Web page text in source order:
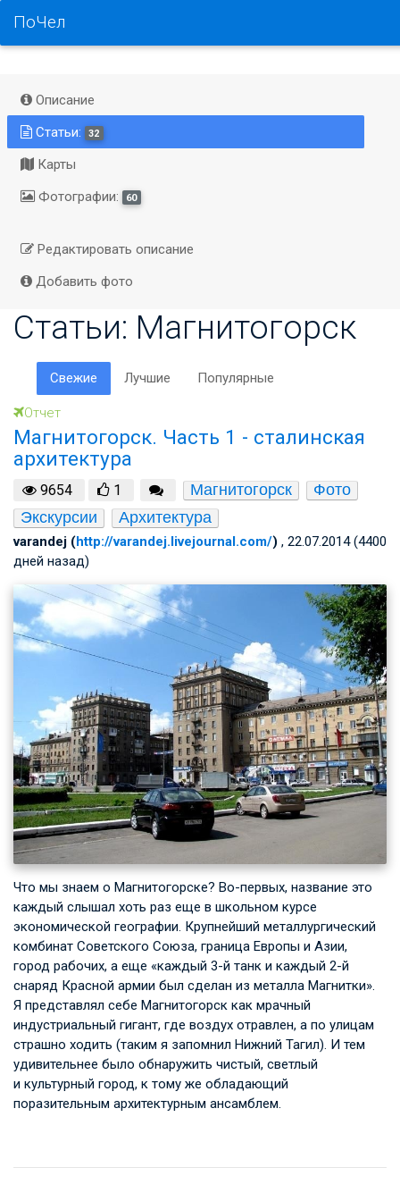
ПоЧел
Описание
Статьи:
32
Карты
Фотографии:
60
Редактировать описание
Добавить фото
Статьи: Магнитогорск
Свежие Лучшие Популярные
Отчет
Магнитогорск. Часть 1 - сталинская
архитектура
9654 1 Магнитогорск
Фото
Экскурсии
Архитектура
varandej (http://varandej.livejournal.com/) , 22.07.2014 (4400
дней назад)
Что мы знаем о Магнитогорске? Во-первых, название это
каждый слышал хоть раз еще в школьном курсе
экономической географии. Крупнейший металлургический
комбинат Советского Союза, граница Европы и Азии,
город рабочих, а еще «каждый 3-й танк и каждый 2-й
снаряд Красной армии был сделан из металла Магнитки».
Я представлял себе Магнитогорск как мрачный
индустриальный гигант, где воздух отравлен, а по улицам
страшно ходить (таким я запомнил Нижний Тагил). И тем
удивительнее было обнаружить чистый, светлый
и культурный город, к тому же обладающий
поразительным архитектурным ансамблем.